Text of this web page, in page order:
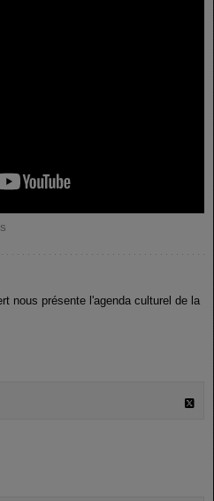
nous présente l'agenda culturel de la